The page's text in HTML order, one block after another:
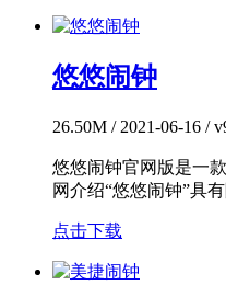
悠悠闹钟
26.50M / 2021-06-16 /
悠悠闹钟官网版是一
网介绍“悠悠闹钟”具
点击下载